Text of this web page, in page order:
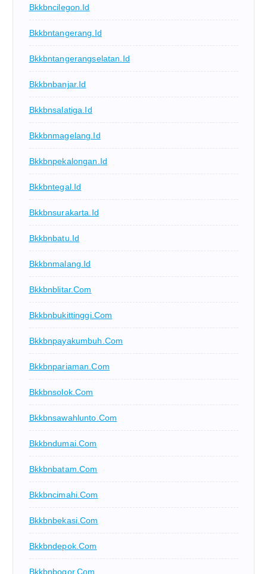
Bkkbncilegon.id
Bkkbntangerang.id
Bkkbntangerangselatan.id
Bkkbnbanjar.id
Bkkbnsalatiga.id
Bkkbnmagelang.id
Bkkbnpekalongan.id
Bkkbntegal.id
Bkkbnsurakarta.id
Bkkbnbatu.id
Bkkbnmalang.id
Bkkbnblitar.com
Bkkbnbukittinggi.com
Bkkbnpayakumbuh.com
Bkkbnpariaman.com
Bkkbnsolok.com
Bkkbnsawahlunto.com
Bkkbndumai.com
Bkkbnbatam.com
Bkkbncimahi.com
Bkkbnbekasi.com
Bkkbndepok.com
Bkkbnbogor.com